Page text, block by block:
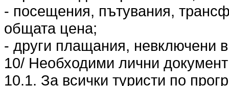
- посещения, пътувания,
общата цена;
- други плащания, невключени
10/ Необходими лични
10.1. За всички туристи по